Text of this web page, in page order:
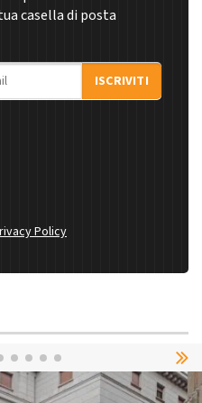
casella di posta
ISCRIVITI
Policy